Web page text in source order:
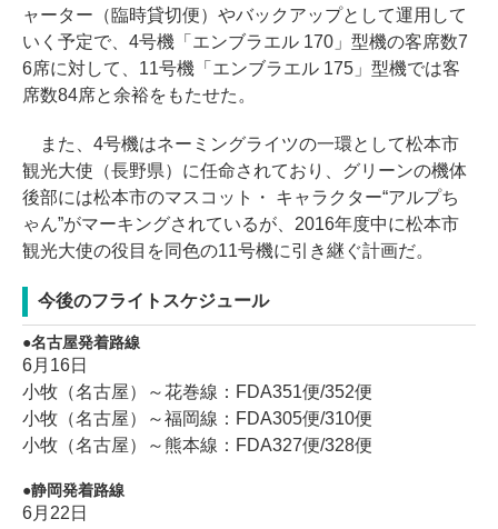
ャーター（臨時貸切便）やバックアップとして運用して
いく予定で、4号機「エンブラエル 170」型機の客席数7
6席に対して、11号機「エンブラエル 175」型機では客
席数84席と余裕をもたせた。
また、4号機はネーミングライツの一環として松本市
観光大使（長野県）に任命されており、グリーンの機体
後部には松本市のマスコット・ キャラクター“アルプち
ゃん”がマーキングされているが、2016年度中に松本市
観光大使の役目を同色の11号機に引き継ぐ計画だ。
今後のフライトスケジュール
名古屋発着路線
6月16日
小牧（名古屋）～花巻線：FDA351便/352便
小牧（名古屋）～福岡線：FDA305便/310便
小牧（名古屋）～熊本線：FDA327便/328便
静岡発着路線
6月22日